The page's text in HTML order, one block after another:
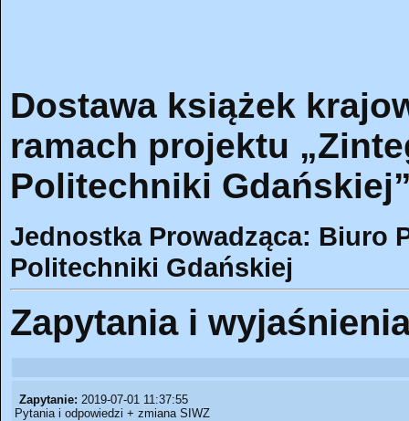
Dostawa książek
ramach projektu
Politechniki
Jednostka Prowadząca: Biuro
Politechniki Gdańskiej
Zapytania i
Zapytanie: 2019-07-01 11:37:55
Pytania i odpowiedzi + zmiana SIWZ